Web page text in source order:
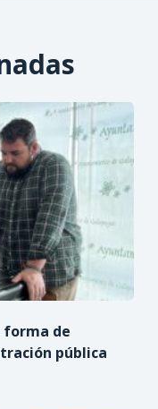
forma de
pública